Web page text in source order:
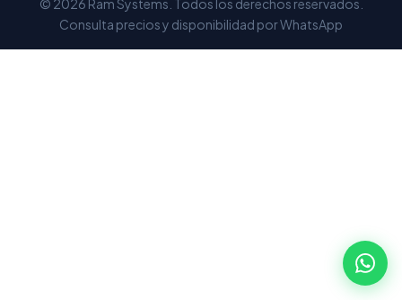
© 2026 Ram Systems. Todos los derechos reservados.
Consulta precios y disponibilidad por WhatsApp